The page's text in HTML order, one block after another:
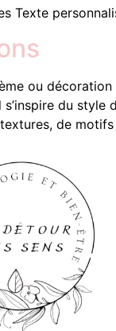
Texte
ou
du style
de